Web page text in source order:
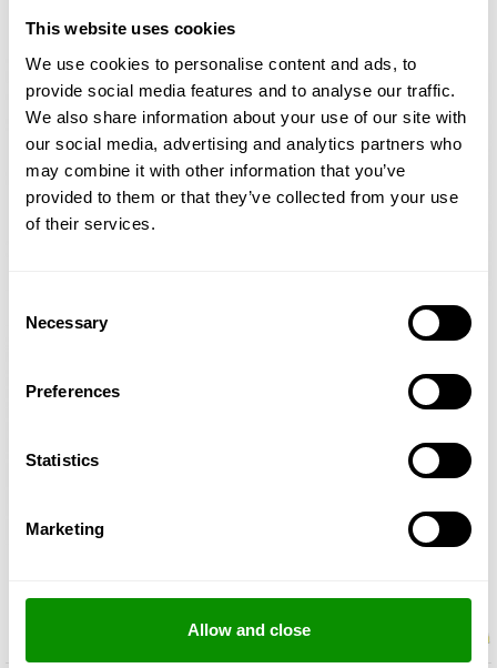
This website uses cookies
We use cookies to personalise content and ads, to
provide social media features and to analyse our traffic.
We also share information about your use of our site with
our social media, advertising and analytics partners who
may combine it with other information that you’ve
provided to them or that they’ve collected from your use
of their services.
Selection
Necessary
Preferences
Statistics
Marketing
Allow and close